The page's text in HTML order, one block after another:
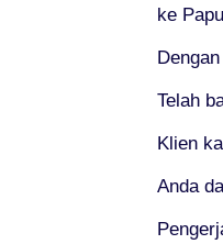
ke
Telah
Klien
Anda